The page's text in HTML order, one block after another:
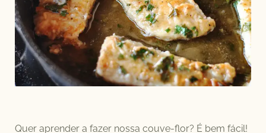
Quer aprender a fazer nossa couve-flor? É bem fácil!